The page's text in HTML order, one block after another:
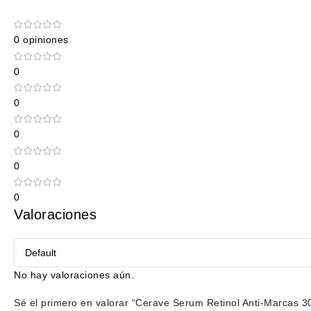
0 opiniones
0
0
0
0
0
Valoraciones
No hay valoraciones aún.
Sé el primero en valorar “Cerave Serum Retinol Anti-Marcas